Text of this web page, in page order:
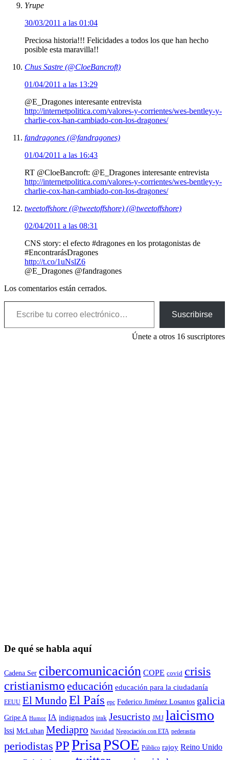
Yrupe
30/03/2011 a las 01:04
Preciosa historia!!! Felicidades a todos los que han hecho
posible esta maravilla!!
Chus Sastre (@CloeBancroft)
01/04/2011 a las 13:29
@E_Dragones interesante entrevista
http://internetpolitica.com/valores-y-corrientes/wes-bentley-y-
charlie-cox-han-cambiado-con-los-dragones/
fandragones (@fandragones)
01/04/2011 a las 16:43
RT @CloeBancroft: @E_Dragones interesante entrevista
http://internetpolitica.com/valores-y-corrientes/wes-bentley-y-
charlie-cox-han-cambiado-con-los-dragones/
tweetoffshore (@tweetoffshore) (@tweetoffshore)
02/04/2011 a las 08:31
CNS story: el efecto #dragones en los protagonistas de
#EncontrarásDragones
http://t.co/1uNslZ6
@E_Dragones @fandragones
Los comentarios están cerrados.
Escribe tu correo electrónico…
Suscribirse
Únete a otros 16 suscriptores
De qué se habla aquí
Cadena Ser cibercomunicación COPE covid crisis
cristianismo educación educación para la ciudadaní­a
EEUU El Mundo El País epc Federico Jiménez Losantos galicia
Gripe A Humor IA indignados irak Jesucristo JMJ laicismo
lssi McLuhan Mediapro Navidad Negociación con ETA pederastia
periodistas PPPrisaPSOE Público rajoy Reino Unido